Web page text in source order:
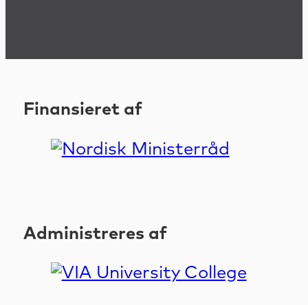
Finansieret af
Administreres af